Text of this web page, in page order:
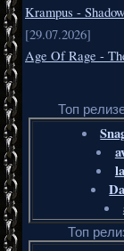
Krampus -
[29.07.2026]
Age Of Rage -
Топ
Топ